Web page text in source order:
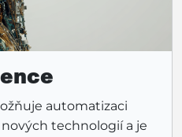
automatizaci
technologií a je